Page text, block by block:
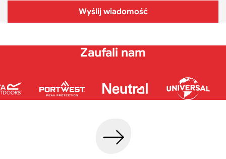
Wyślij wiadomość
Zaufali nam